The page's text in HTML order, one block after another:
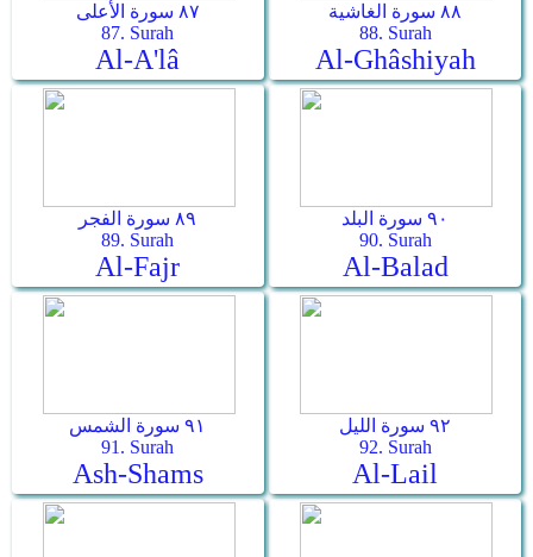
٨٧ سورة الأعلى
87. Surah
Al-A'lâ
٨٨ سورة الغاشية
88. Surah
Al-Ghâshiyah
٨٩ سورة الفجر
89. Surah
Al-Fajr
٩٠ سورة البلد
90. Surah
Al-Balad
٩١ سورة الشمس
91. Surah
Ash-Shams
٩٢ سورة الليل
92. Surah
Al-Lail